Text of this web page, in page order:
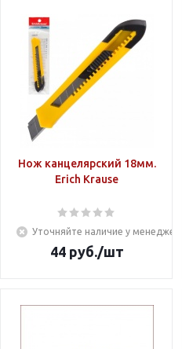
Нож канцелярский 18мм.
Erich Krause
Уточняйте наличие у менеджера
44руб./шт